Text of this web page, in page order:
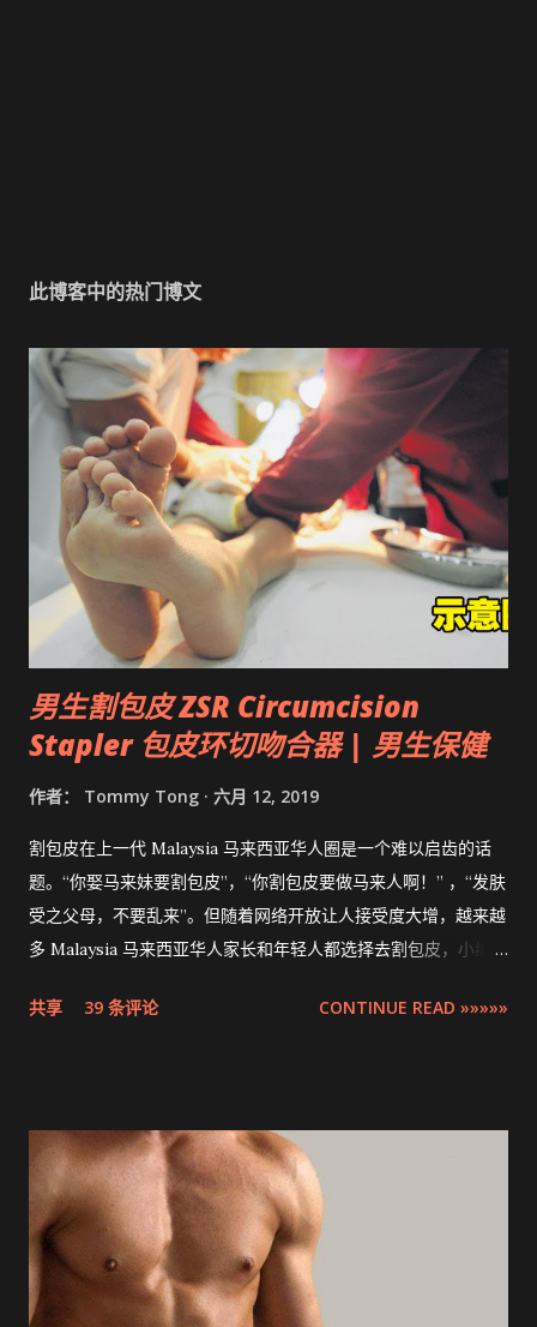
此博客中的热门博文
男生割包皮 ZSR Circumcision
Stapler 包皮环切吻合器 | 男生保健
作者： Tommy Tong 六月 12, 2019
割包皮在上一代 Malaysia 马来西亚华人圈是一个难以启齿的话
题。“你娶马来妹要割包皮”，“你割包皮要做马来人啊！” ，“发肤
受之父母，不要乱来”。但随着网络开放让人接受度大增，越来越
多 Malaysia 马来西亚华人家长和年轻人都选择去割包皮，小编多
的是最先进，零出血，零缝针，15分钟快速完成的 ZSR
共享 39 条评论 CONTINUE READ »»»»»